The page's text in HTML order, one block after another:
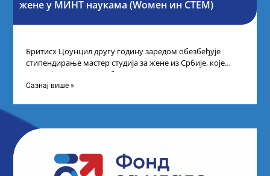
жене у МИНТ наукама (Wомен ин СТЕМ)
Бритисх Цоунцил другу годину заредом обезбеђује
стипендирање мастер студија за жене из Србије, које
поседују диплому из области науке, технологије,
Сазнај више »